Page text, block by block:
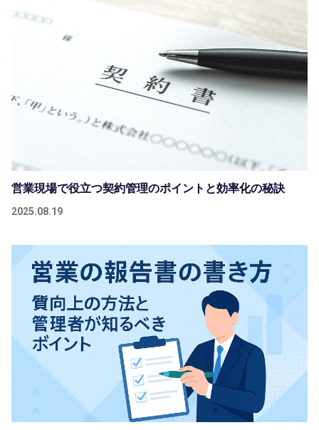
営業現場で役立つ契約管理のポイントと効率化の秘訣
2025.08.19